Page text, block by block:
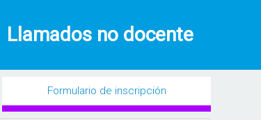
Llamados no docente
Formulario de inscripción